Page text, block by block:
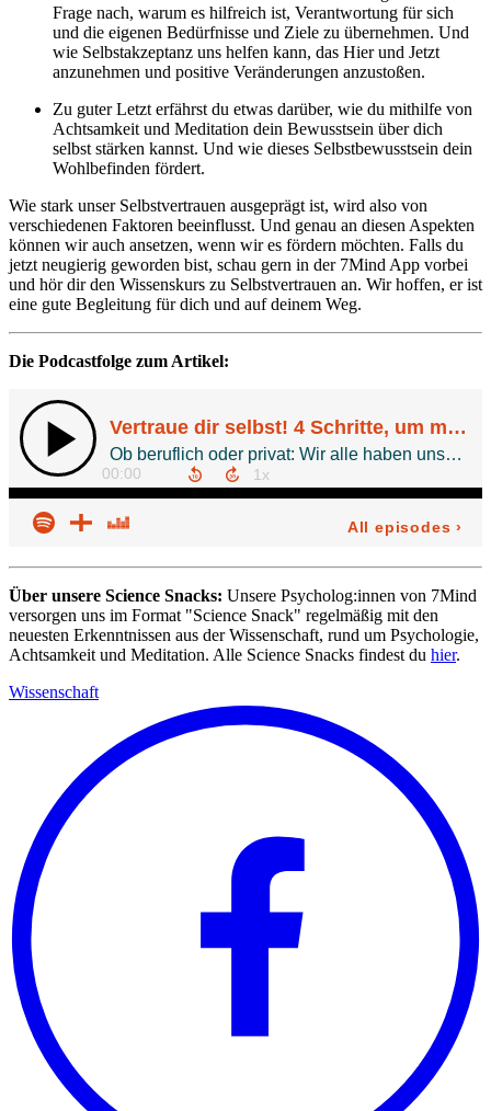
Frage nach, warum es hilfreich ist, Verantwortung für sich
und die eigenen Bedürfnisse und Ziele zu übernehmen. Und
wie Selbstakzeptanz uns helfen kann, das Hier und Jetzt
anzunehmen und positive Veränderungen anzustoßen.
Zu guter Letzt erfährst du etwas darüber, wie du mithilfe von
Achtsamkeit und Meditation dein Bewusstsein über dich
selbst stärken kannst. Und wie dieses Selbstbewusstsein dein
Wohlbefinden fördert.
Wie stark unser Selbstvertrauen ausgeprägt ist, wird also von
verschiedenen Faktoren beeinflusst. Und genau an diesen Aspekten
können wir auch ansetzen, wenn wir es fördern möchten. Falls du
jetzt neugierig geworden bist, schau gern in der 7Mind App vorbei
und hör dir den Wissenskurs zu Selbstvertrauen an. Wir hoffen, er ist
eine gute Begleitung für dich und auf deinem Weg.
Die Podcastfolge zum Artikel:
Über unsere Science Snacks: Unsere Psycholog:innen von 7Mind
versorgen uns im Format "Science Snack" regelmäßig mit den
neuesten Erkenntnissen aus der Wissenschaft, rund um Psychologie,
Achtsamkeit und Meditation. Alle Science Snacks findest du hier.
Wissenschaft